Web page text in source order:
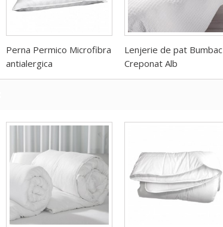
Perna Permico Microfibra
antialergica
Lenjerie de pat Bumbac
Creponat Alb